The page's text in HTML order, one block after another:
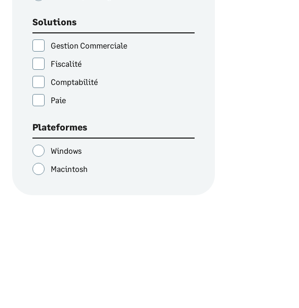
Solutions
Gestion Commerciale
Fiscalité
Comptabilité
Paie
Plateformes
Windows
Macintosh